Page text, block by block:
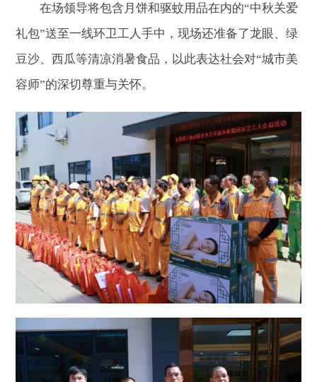
在场领导将包含月饼和驱蚊用品在内的“中秋关爱
礼包”送至一线环卫工人手中，现场还准备了龙眼、绿
豆沙、西瓜等清凉消暑食品，以此表达社会对“城市美
容师”的深切尊重与关怀。